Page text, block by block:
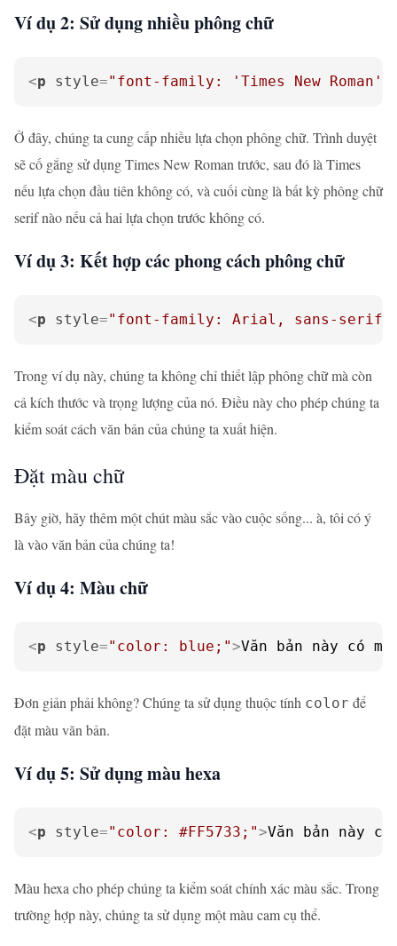
Ví dụ 2: Sử dụng nhiều phông chữ
<p style="font-family: 'Times New
Ở đây, chúng ta cung cấp nhiều lựa chọn phông chữ. Trình duyệt
sẽ cố gắng sử dụng Times New Roman trước, sau đó là Times
nếu lựa chọn đầu tiên không có, và cuối cùng là bất kỳ phông chữ
serif nào nếu cả hai lựa chọn trước không có.
Ví dụ 3: Kết hợp các phong cách phông chữ
<p style="font-family: Arial, sans-serif;
Trong ví dụ này, chúng ta không chỉ thiết lập phông chữ mà còn
cả kích thước và trọng lượng của nó. Điều này cho phép chúng ta
kiểm soát cách văn bản của chúng ta xuất hiện.
Đặt màu chữ
Bây giờ, hãy thêm một chút màu sắc vào cuộc sống... à, tôi có ý
là vào văn bản của chúng ta!
Ví dụ 4: Màu chữ
<p style="color: blue;">Văn bản này có
Đơn giản phải không? Chúng ta sử dụng thuộc tính color để
đặt màu văn bản.
Ví dụ 5: Sử dụng màu hexa
<p style="color: #FF5733;">Văn bản này
Màu hexa cho phép chúng ta kiểm soát chính xác màu sắc. Trong
trường hợp này, chúng ta sử dụng một màu cam cụ thể.